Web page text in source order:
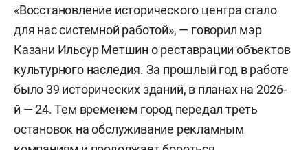
«Восстановление исторического центра стало
для нас системной работой», — говорил мэр
Казани Ильсур Метшин о реставрации объектов
культурного наследия. За прошлый год в работе
было 39 исторических зданий, в планах на 2026-
й — 24. Тем временем город передал треть
остановок на обслуживание рекламным